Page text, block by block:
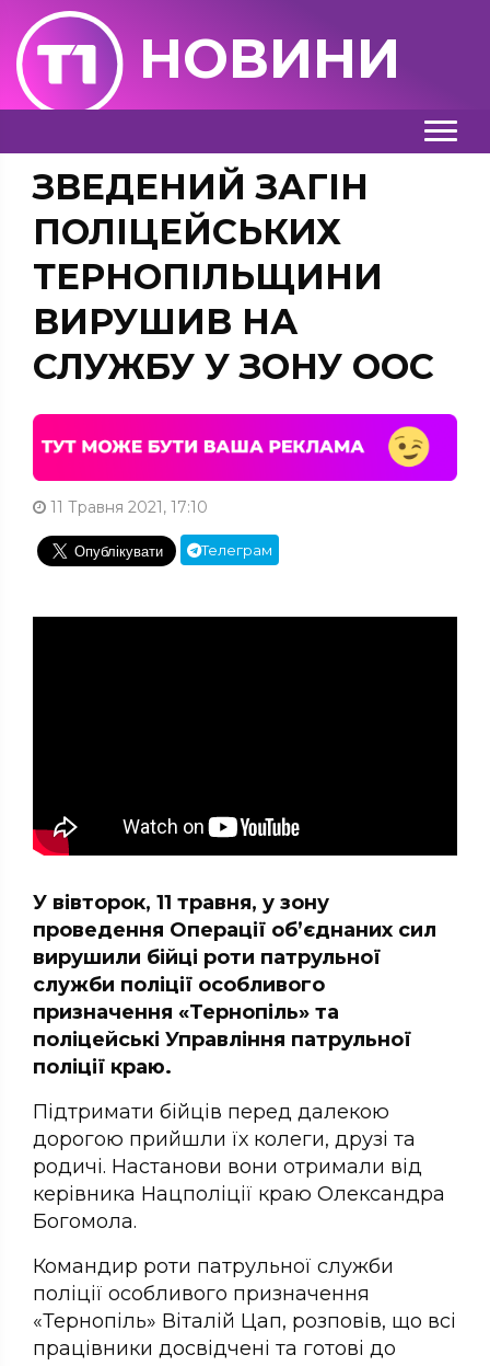
НОВИНИ
ЗВЕДЕНИЙ ЗАГІН
ПОЛІЦЕЙСЬКИХ
ТЕРНОПІЛЬЩИНИ
ВИРУШИВ НА
СЛУЖБУ У ЗОНУ ООС
11 Травня 2021, 17:10
Телеграм
У вівторок, 11 травня, у зону
проведення Операції об’єднаних сил
вирушили бійці роти патрульної
служби поліції особливого
призначення «Тернопіль» та
поліцейські Управління патрульної
поліції краю.
Підтримати бійців перед далекою
дорогою прийшли їх колеги, друзі та
родичі. Настанови вони отримали від
керівника Нацполіції краю Олександра
Богомола.
Командир роти патрульної служби
поліції особливого призначення
«Тернопіль» Віталій Цап, розповів, що всі
працівники досвідчені та готові до